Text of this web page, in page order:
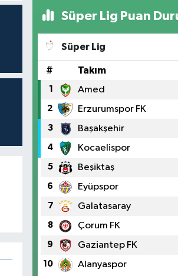
Süper Lig Puan
Süper Lig
# Takım
1 Amed
2 Erzurumspor FK
3 Başakşehir
4 Kocaelispor
5 Beşiktaş
6 Eyüpspor
7 Galatasaray
8 Çorum FK
9 Gaziantep FK
10 Alanyaspor